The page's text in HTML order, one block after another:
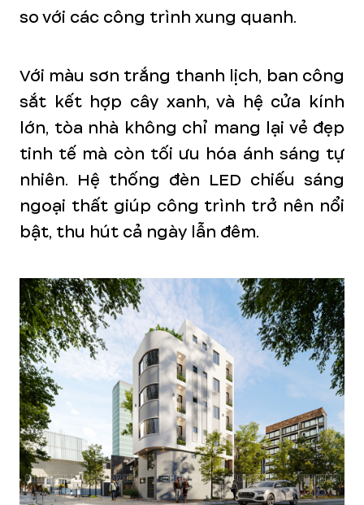
so với các công trình xung quanh.
Với màu sơn trắng thanh lịch, ban công
sắt kết hợp cây xanh, và hệ cửa kính
lớn, tòa nhà không chỉ mang lại vẻ đẹp
tinh tế mà còn tối ưu hóa ánh sáng tự
nhiên. Hệ thống đèn LED chiếu sáng
ngoại thất giúp công trình trở nên nổi
bật, thu hút cả ngày lẫn đêm.